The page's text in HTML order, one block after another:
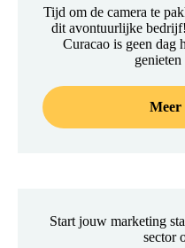
Tijd om de camera te
dit avontuurlijke
Curacao is geen dag
Meer
Start jouw marketing
sector